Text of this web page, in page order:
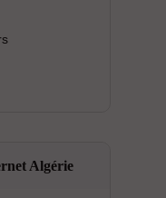
Algérie